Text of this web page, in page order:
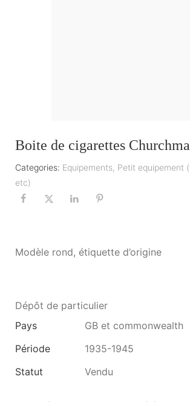
Boite de cigarettes
Categories: Equipements, Petit equipement
etc)
Modèle rond, étiquette d’origine
Dépôt de particulier
Pays
GB et commonwealth
Période
1935-1945
Statut
Vendu